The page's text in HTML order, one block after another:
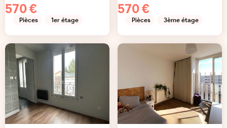
570 €
Pièces 1er étage
570 €
Pièces 3ème étage